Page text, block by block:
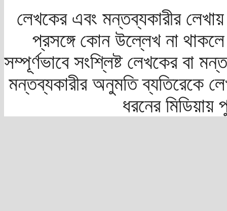
লেখকের এবং মন্তব্যকারীর
প্রসঙ্গে কোন উল্লেখ না
সম্পূর্ণভাবে সংশ্লিষ্ট লেখকের বা
মন্তব্যকারীর অনুমতি ব্যতিরেকে
ধরনের মিডিয়ায়